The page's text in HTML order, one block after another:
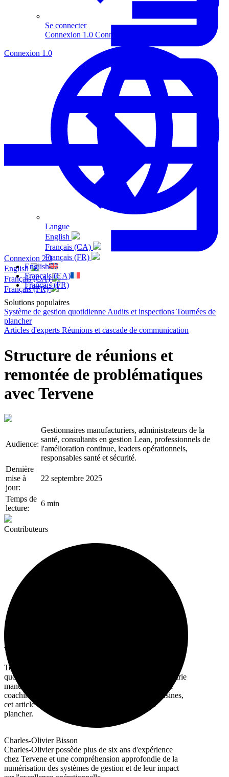
Connexion 1.0
Connexion 2.0
English
Français (CA)
Français (FR)
Se connecter
Connexion 1.0 Connexion 2.0
Langue
English
Français (CA)
Français (FR)
English
Français (CA)
Français (FR)
Solutions populaires
Système de gestion quotidienne Audits et inspections Tournées de
plancher
Articles d'experts Réunions et cascade de communication
Structure de réunions et
remontée de problématiques
avec Tervene
Audience:
Gestionnaires manufacturiers, administrateurs de la
santé, consultants en gestion Lean, professionnels de
l'amélioration continue, leaders opérationnels,
responsables santé et sécurité.
Dernière
mise à
jour:
22 septembre 2025
Temps de
lecture:
6 min
Contributeurs
Tervene Québec
Tervene développe des logiciels pour la gestion
quotidienne et l'excellence opérationnelle dans l'industrie
manufacturière. Avec plus de 10 ans d'expérience en
coaching et en implantation dans des centaines d'usines,
cet article s'appuie sur ce qui a fonctionné sur le
plancher.
Charles-Olivier Bisson
Charles-Olivier possède plus de six ans d'expérience
chez Tervene et une compréhension approfondie de la
numérisation des systèmes de gestion et de leur impact